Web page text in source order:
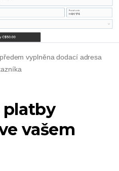
vyplněna dodací adresa
platby
vašem